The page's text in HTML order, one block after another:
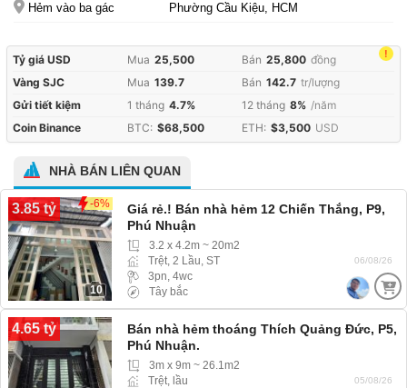
Hẻm vào ba gác Phường Cầu Kiệu, HCM
!
Tỷ giá USD Mua 25,500 Bán 25,800 đồng
Vàng SJC
Mua 139.7 Bán 142.7 tr/lượng
Gửi tiết kiệm
1 tháng 4.7% 12 tháng 8% /năm
Coin Binance
BTC: $68,500 ETH: $3,500 USD
NHÀ BÁN LIÊN QUAN
3.85 tỷ -6%
10
Giá rẻ.! Bán nhà hẻm 12 Chiến Thắng, P9,
Phú Nhuận
3.2 x 4.2m ~ 20m2
Trệt, 2 Lầu, ST
3pn, 4wc
Tây bắc
06/08/26
4.65 tỷ
Bán nhà hẻm thoáng Thích Quảng Đức, P5,
Phú Nhuận.
3m x 9m ~ 26.1m2
Trệt, lầu
05/08/26